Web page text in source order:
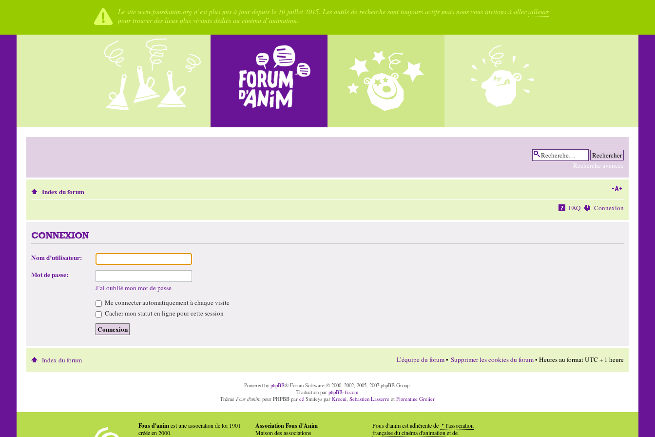
Le site www.fousdanim.org n’est plus mis à jour depuis le 10 juillet 2015. Les outils de recherche sont toujours actifs mais nous vous invitons à allerailleurs
pour trouver des lieux plus vivants dédiés au cinéma d’animation.
Recherche avancée
Index du forum
FAQ Connexion
CONNEXION
Nom d’utilisateur:
Mot de passe:
J’ai oublié mon mot de passe
Me connecter automatiquement à chaque visite
Cacher mon statut en ligne pour cette session
Index du forum L’équipe du forum• Supprimer les cookies du forum• Heures au format UTC + 1 heure
Powered by phpBB® Forum Software © 2000, 2002, 2005, 2007 phpBB Group.
Traduction parphpBB-fr.com
Thème Fous d'anim pour PHPBB parcé Smileys parKrocui ,Sebastien Lasserre etFlorentine Grelier
Fous d'animest une association de loi 1901
créée en 2000.
Association Fous d'Anim
Maison des associations
Fous d'anim est adhérente de
l'association
française du cinéma d'animation et de